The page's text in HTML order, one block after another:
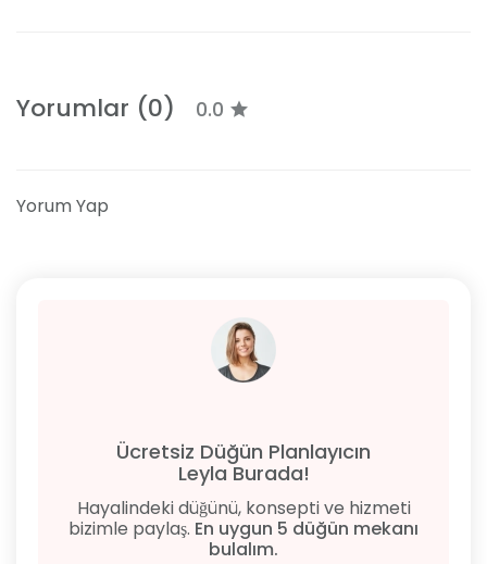
Yorumlar (0) 0.0
Yorum Yap
Ücretsiz Düğün Planlayıcın
Leyla Burada!
Hayalindeki düğünü, konsepti ve hizmeti
bizimle paylaş. En uygun 5 düğün mekanı
bulalım.